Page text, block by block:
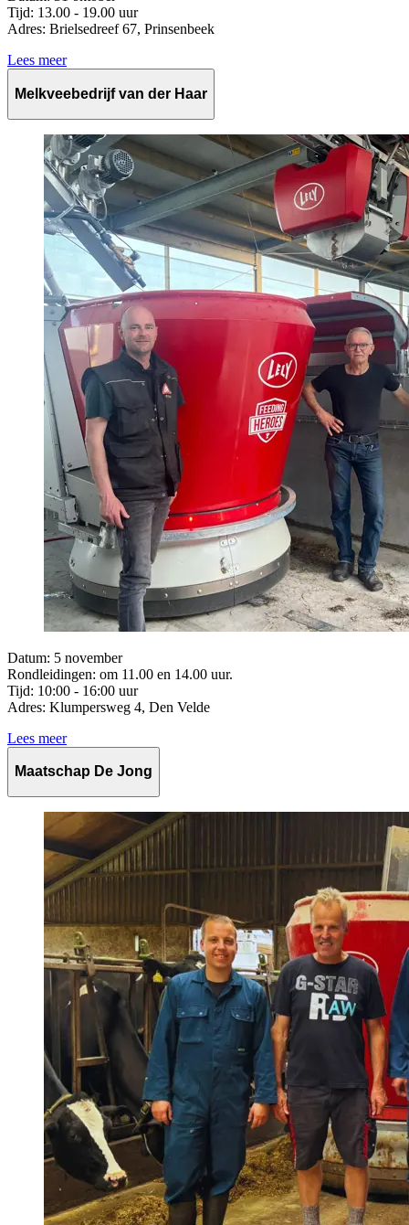
Tijd: 13.00 - 19.00 uur
Adres: Brielsedreef 67, Prinsenbeek
Lees meer
Melkveebedrijf van der Haar
Datum: 5 november
Rondleidingen: om 11.00 en 14.00 uur.
Tijd: 10:00 - 16:00 uur
Adres: Klumpersweg 4, Den Velde
Lees meer
Maatschap De Jong